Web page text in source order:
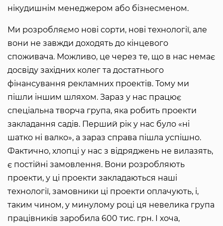
нікудишнім менеджером або бізнесменом.
Ми розробляємо нові сорти, нові технології, але
вони не завжди доходять до кінцевого
споживача. Можливо, це через те, що в нас немає
досвіду західних колег та достатнього
фінансування рекламних проектів. Тому ми
пішли іншим шляхом. Зараз у нас працює
спеціальна творча група, яка робить проекти
закладання садів. Перший рік у нас було «ні
шатко ні валко», а зараз справа пішла успішно.
Фактично, хлопці у нас з відряджень не вилазять,
є постійні замовлення. Вони розробляють
проекти, у ці проекти закладаються наші
технології, замовники ці проекти оплачують, і,
таким чином, у минулому році ця невелика група
працівників заробила 600 тис. грн. І хоча,